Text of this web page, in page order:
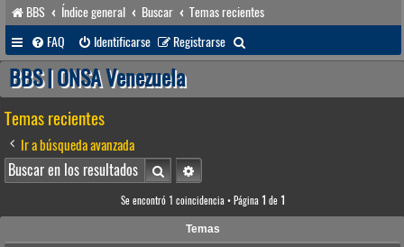
BBS Índice general Buscar
Temas recientes
FAQ
Identificarse Registrarse
u
BBS | ONSA Venezuela
Temas recientes
Ir a búsqueda avanzada
BuscarBúsqueda avanzada
Se encontró 1 coincidencia • Página 1 de 1
Temas